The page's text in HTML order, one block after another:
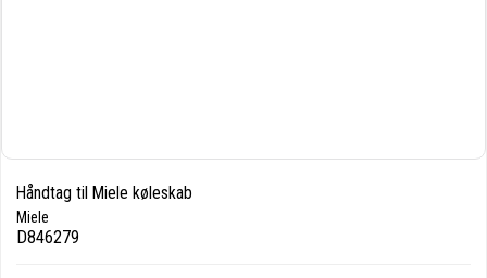
Håndtag til Miele køleskab
Miele
D846279